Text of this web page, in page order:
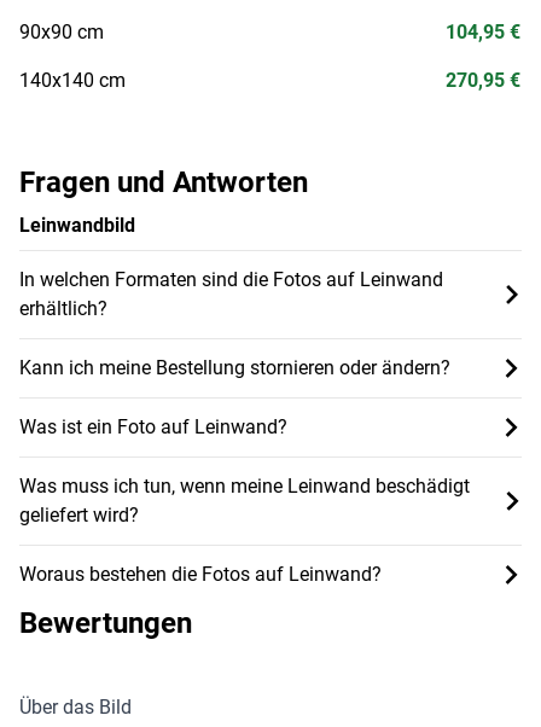
Fragen und Antworten
Leinwandbild
In welchen Formaten sind die Fotos auf Leinwand
erhältlich?
Kann ich meine Bestellung stornieren oder ändern?
Was ist ein Foto auf Leinwand?
Was muss ich tun, wenn meine Leinwand beschädigt
geliefert wird?
Woraus bestehen die Fotos auf Leinwand?
90x90 cm
140x140 cm
104,95 €
270,95 €
Bewertungen
Über das Bild